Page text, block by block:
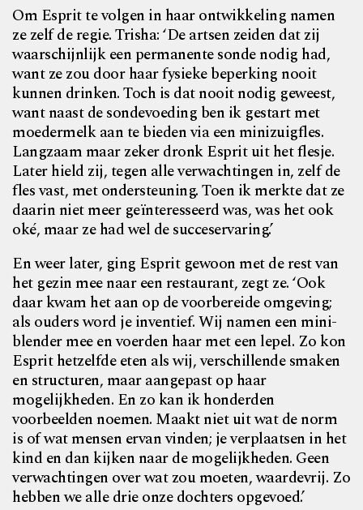
Om Esprit te volgen in haar ontwikkeling namen
ze zelf de regie. Trisha: ‘De artsen zeiden dat zij
waarschijnlijk een permanente sonde nodig had,
want ze zou door haar fysieke beperking nooit
kunnen drinken. Toch is dat nooit nodig geweest,
want naast de sondevoeding ben ik gestart met
moedermelk aan te bieden via een minizuigfles.
Langzaam maar zeker dronk Esprit uit het flesje.
Later hield zij, tegen alle verwachtingen in, zelf de
fles vast, met ondersteuning. Toen ik merkte dat ze
daarin niet meer geïnteresseerd was, was het ook
oké, maar ze had wel de succeservaring.’
En weer later, ging Esprit gewoon met de rest van
het gezin mee naar een restaurant, zegt ze. ‘Ook
daar kwam het aan op de voorbereide omgeving;
als ouders word je inventief. Wij namen een mini-
blender mee en voerden haar met een lepel. Zo kon
Esprit hetzelfde eten als wij, verschillende smaken
en structuren, maar aangepast op haar
mogelijkheden. En zo kan ik honderden
voorbeelden noemen. Maakt niet uit wat de norm
is of wat mensen ervan vinden; je verplaatsen in het
kind en dan kijken naar de mogelijkheden. Geen
verwachtingen over wat zou moeten, waardevrij. Zo
hebben we alle drie onze dochters opgevoed.’